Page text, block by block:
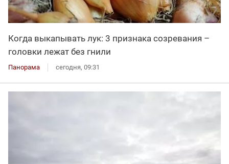
Когда выкапывать лук: 3 признака созревания –
головки лежат без гнили
Панорама сегодня, 09:31